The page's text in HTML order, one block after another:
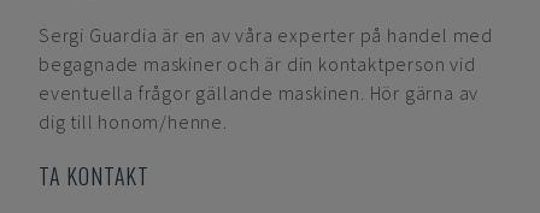
Sergi Guardia är en av våra experter på handel med
begagnade maskiner och är din kontaktperson vid
eventuella frågor gällande maskinen. Hör gärna av
dig till honom/henne.
TA KONTAKT